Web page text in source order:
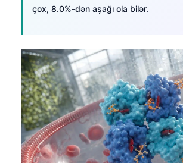
çox, 8.0%-dən aşağı ola bilər.